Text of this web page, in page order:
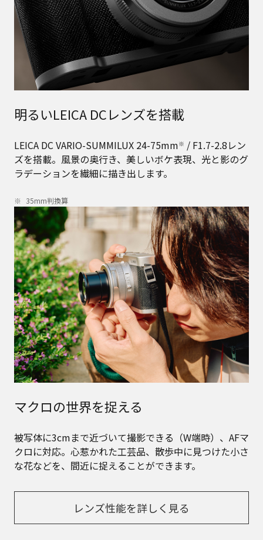
明るいLEICA DCレンズを搭載
LEICA DC VARIO-SUMMILUX 24-75mm※ / F1.7-2.8レン
ズを搭載。風景の奥行き、美しいボケ表現、光と影のグ
ラデーションを繊細に描き出します。
35mm判換算
マクロの世界を捉える
被写体に3cmまで近づいて撮影できる（W端時）、AFマ
クロに対応。心惹かれた工芸品、散歩中に見つけた小さ
な花などを、間近に捉えることができます。
レンズ性能を詳しく見る